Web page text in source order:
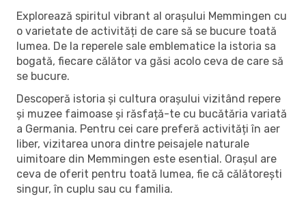
Explorează spiritul vibrant al orașului Memmingen cu
o varietate de activități de care să se bucure toată
lumea. De la reperele sale emblematice la istoria sa
bogată, fiecare călător va găsi acolo ceva de care să
se bucure.
Descoperă istoria și cultura orașului vizitând repere
și muzee faimoase și răsfață-te cu bucătăria variată
a Germania. Pentru cei care preferă activități în aer
liber, vizitarea unora dintre peisajele naturale
uimitoare din Memmingen este esential. Orașul are
ceva de oferit pentru toată lumea, fie că călătorești
singur, în cuplu sau cu familia.